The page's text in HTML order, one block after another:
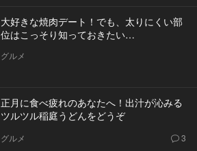
大好きな焼肉デート！でも、太りにくい部
位はこっそり知っておきたい…
グルメ
正月に食べ疲れのあなたへ！出汁が沁みる
ツルツル稲庭うどんをどうぞ
グルメ 3